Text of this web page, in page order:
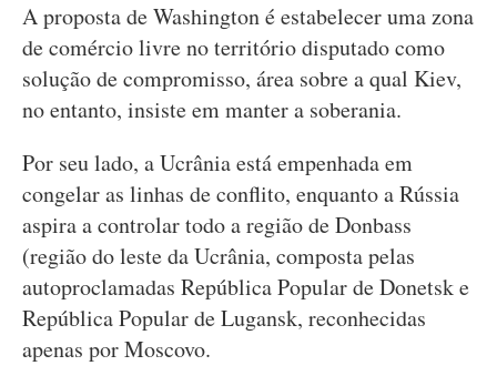
A proposta de Washington é estabelecer uma zona
de comércio livre no território disputado como
solução de compromisso, área sobre a qual Kiev,
no entanto, insiste em manter a soberania.
Por seu lado, a Ucrânia está empenhada em
congelar as linhas de conflito, enquanto a Rússia
aspira a controlar todo a região de Donbass
(região do leste da Ucrânia, composta pelas
autoproclamadas República Popular de Donetsk e
República Popular de Lugansk, reconhecidas
apenas por Moscovo.